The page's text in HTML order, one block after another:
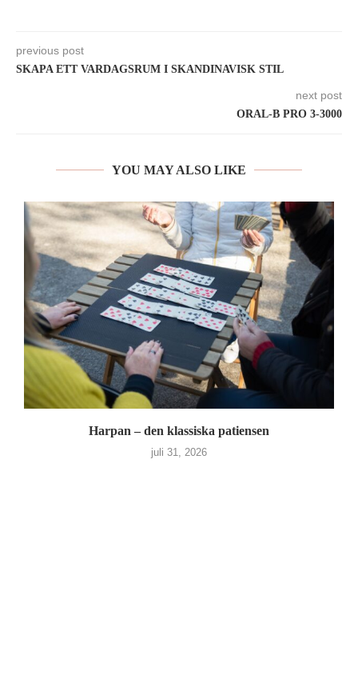
previous post
SKAPA ETT VARDAGSRUM I SKANDINAVISK STIL
next post
ORAL-B PRO 3-3000
YOU MAY ALSO LIKE
Harpan – den klassiska patiensen
juli 31, 2026